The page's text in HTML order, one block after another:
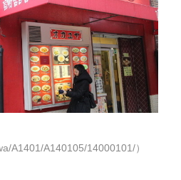
A1401/A140105/14000101/）